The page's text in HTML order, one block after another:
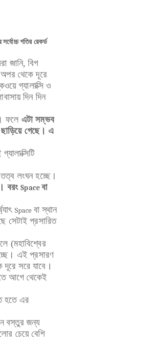
গতির রেকর্ড
জানি, বিগ
অপর থেকে দূরে
গ্যালাক্সি ও
দিন দিন
ফলে এটা সম্ভব
গেছে। এ
লংঘন হচ্ছে।
বরংSpaceবা
Space বা স্থান
সেটাই প্রসারিত
(মহাবিশ্বের
এই প্রসারণ
দূরে সরে যাবে।
আগে থেকেই
হতে এর
বস্তুর জন্য
চেয়ে বেশি